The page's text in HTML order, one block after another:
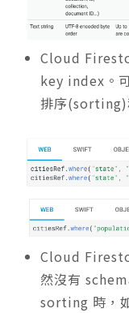
Cloud
key index。
排序
Cloud
然沒有
sorting 時，